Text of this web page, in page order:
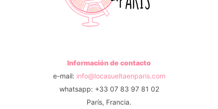
Información de contacto
e-mail: info@locasueltaenparis.com
whatsapp: +33 07 83 97 81 02
París, Francia.